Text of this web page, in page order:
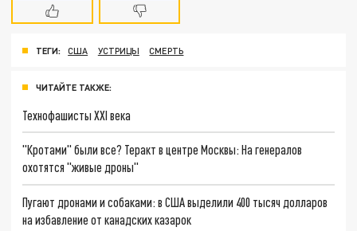
ТЕГИ: США УСТРИЦЫ СМЕРТЬ
ЧИТАЙТЕ ТАКЖЕ:
Технофашисты XXI века
"Кротами" были все? Теракт в центре Москвы: На генералов
охотятся "живые дроны"
Пугают дронами и собаками: в США выделили 400 тысяч долларов
на избавление от канадских казарок